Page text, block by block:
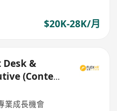
$20K-28K/月
Desk &
(Content
業成長機會